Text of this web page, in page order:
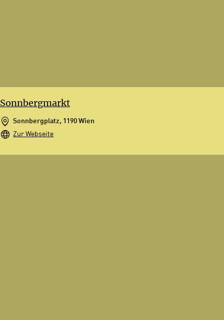
Sonnbergmarkt
Sonnbergplatz, 1190 Wien
Zur Webseite